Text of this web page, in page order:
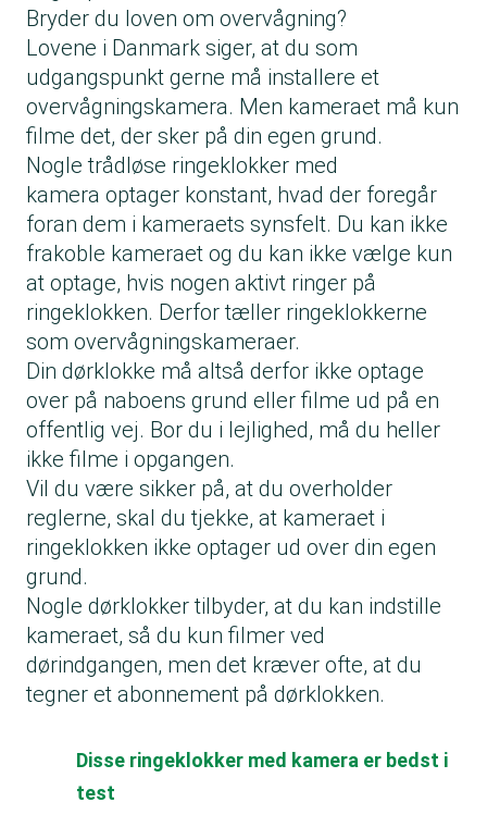
Bryder du loven om overvågning?
Lovene i Danmark siger, at du som
udgangspunkt gerne må installere et
overvågningskamera. Men kameraet må kun
filme det, der sker på din egen grund.
Nogle trådløse ringeklokker med
kamera optager konstant, hvad der foregår
foran dem i kameraets synsfelt. Du kan ikke
frakoble kameraet og du kan ikke vælge kun
at optage, hvis nogen aktivt ringer på
ringeklokken. Derfor tæller ringeklokkerne
som overvågningskameraer.
Din dørklokke må altså derfor ikke optage
over på naboens grund eller filme ud på en
offentlig vej. Bor du i lejlighed, må du heller
ikke filme i opgangen.
Vil du være sikker på, at du overholder
reglerne, skal du tjekke, at kameraet i
ringeklokken ikke optager ud over din egen
grund.
Nogle dørklokker tilbyder, at du kan indstille
kameraet, så du kun filmer ved
dørindgangen, men det kræver ofte, at du
tegner et abonnement på dørklokken.
Disse ringeklokker med kamera er bedst i
test